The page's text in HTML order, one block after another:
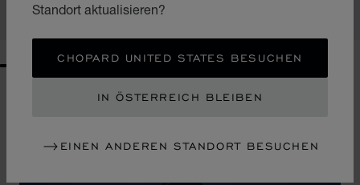
Standort aktualisieren?
CHOPARD UNITED STATES BESUCHEN
IN ÖSTERREICH BLEIBEN
EINEN ANDEREN STANDORT BESUCHEN
KAUFEN